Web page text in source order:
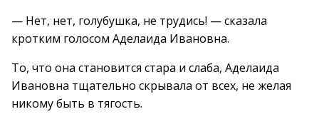
— Нет, нет, голубушка, не трудись! — сказала
кротким голосом Аделаида Ивановна.
То, что она становится стара и слаба, Аделаида
Ивановна тщательно скрывала от всех, не желая
никому быть в тягость.